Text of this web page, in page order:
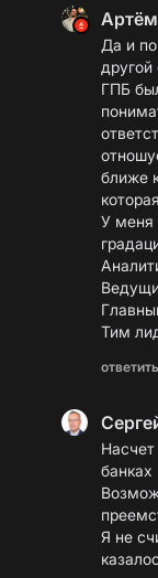
Да и
ГПБ
ближе
У меня
Тим
ответить
банках
Я не